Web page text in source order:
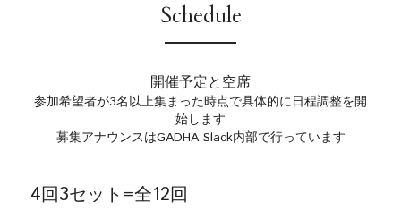
Schedule
開催予定と空席
参加希望者が3名以上集まった時点で具体的に日程調整を開
始します
募集アナウンスはGADHA Slack内部で行っています
4回3セット=全12回